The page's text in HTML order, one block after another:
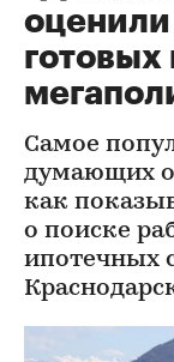
готовых
Самое
думающих о
как
о поиске
ипотечных